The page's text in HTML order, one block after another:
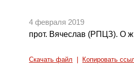
4 февраля 2019
прот. Вячеслав (РПЦЗ). О
Скачать файл Копировать